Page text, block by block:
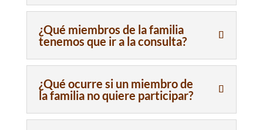
¿Qué miembros de la familia
tenemos que ir a la consulta?
¿Qué ocurre si un miembro de
la familia no quiere participar?